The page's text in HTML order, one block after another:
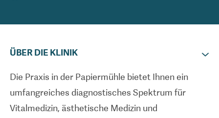
ÜBER DIE KLINIK
Die Praxis in der Papiermühle bietet Ihnen ein
umfangreiches diagnostisches Spektrum für
Vitalmedizin, ästhetische Medizin und